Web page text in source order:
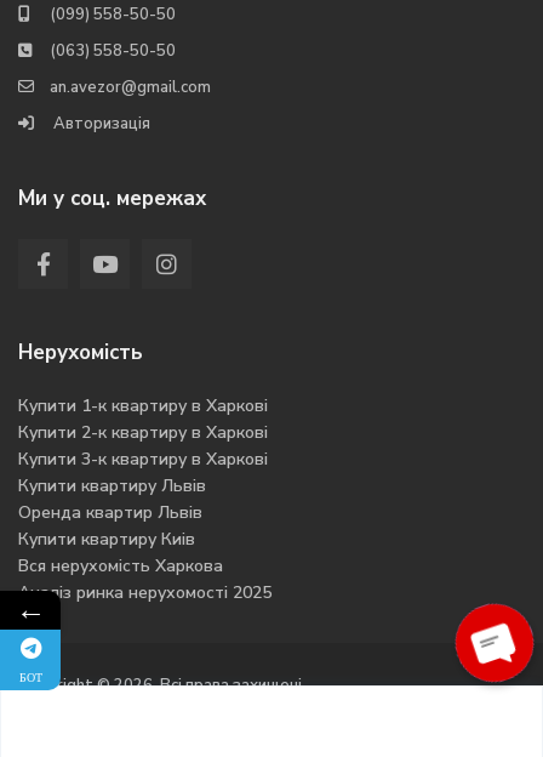
(099) 558-50-50
(063) 558-50-50
an.avezor@gmail.com
Авторизація
Ми у соц. мережах
Нерухомість
Купити 1-к квартиру в Харкові
Купити 2-к квартиру в Харкові
Купити 3-к квартиру в Харкові
Купити квартиру Львів
Оренда квартир Львів
Купити квартиру Киів
Вся нерухомість Харкова
Аналіз ринка нерухомості 2025
Copyright © 2026. Всі права захищені
←
БОТ